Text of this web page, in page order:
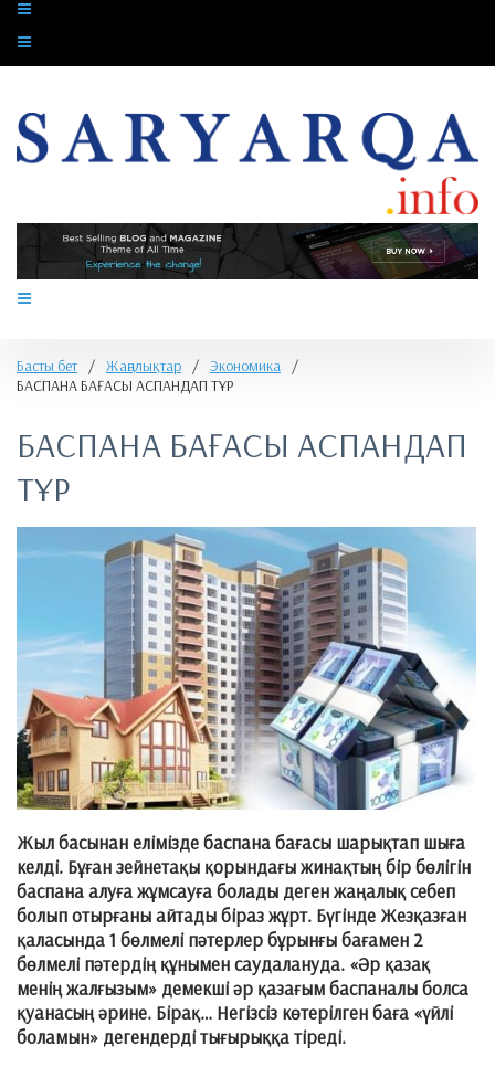
Басты бет / Жаңалықтар / Экономика
/
​БАСПАНА БАҒАСЫ АСПАНДАП ТҰР
​БАСПАНА БАҒАСЫ АСПАНДАП
ТҰР
Жыл басынан елімізде баспана бағасы шарықтап шыға
келді. Бұған зейнетақы қорындағы жинақтың бір бөлігін
баспана алуға жұмсауға болады деген жаңалық себеп
болып отырғаны айтады біраз жұрт. Бүгінде Жезқазған
қаласында 1 бөлмелі пәтерлер бұрынғы бағамен 2
бөлмелі пәтердің құнымен саудалануда. «Әр қазақ
менің жалғызым» демекші әр қазағым баспаналы болса
қуанасың әрине. Бірақ… Негізсіз көтерілген баға «үйлі
боламын» дегендерді тығырыққа тіреді.